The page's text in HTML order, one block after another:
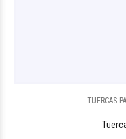
TUERCAS